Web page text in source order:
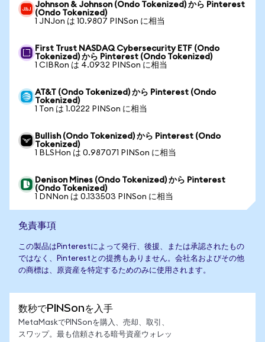
Johnson & Johnson (Ondo Tokenized) から Pinterest
(Ondo Tokenized)
1 JNJon は 10.9807 PINSon に相当
First Trust NASDAQ Cybersecurity ETF (Ondo
Tokenized) から Pinterest (Ondo Tokenized)
1 CIBRon は 4.0932 PINSon に相当
AT&T (Ondo Tokenized) から Pinterest (Ondo
Tokenized)
1 Ton は 1.0222 PINSon に相当
Bullish (Ondo Tokenized) から Pinterest (Ondo
Tokenized)
1 BLSHon は 0.987071 PINSon に相当
Denison Mines (Ondo Tokenized) から Pinterest
(Ondo Tokenized)
1 DNNon は 0.133503 PINSon に相当
免責事項
この製品はPinterestによって発行、後援、または承認されたもの
ではなく、Pinterestとの提携もありません。会社名およびその他
の商標は、原資産を特定するためのみに使用されます。
数秒でPINSonを入手
MetaMaskでPINSonを購入、売却、取引、
スワップ。最も信頼される暗号資産ウォレッ